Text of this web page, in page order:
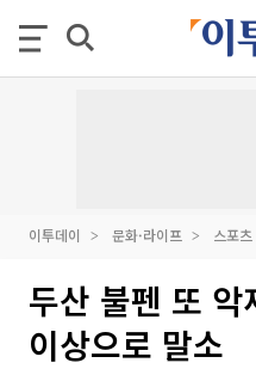
이투데이 문화·라이프 스포츠
두산 불펜 또
이상으로 말소